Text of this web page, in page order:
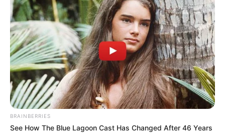
BRAINBERRIES
See How The Blue Lagoon Cast Has Changed After 46 Years